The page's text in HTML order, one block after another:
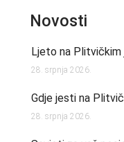
Novosti
Ljeto na Plitvičkim
28. srpnja 2026.
Gdje jesti na
28. srpnja 2026.